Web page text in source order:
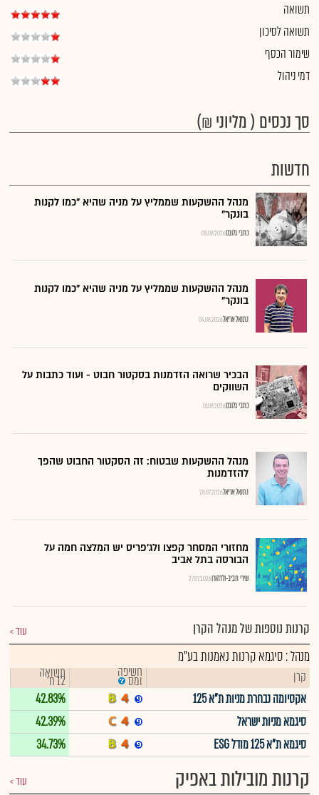
תשואה
תשואה לסיכון
שימור הכסף
דמי ניהול
סך נכסים ( מליוני ₪)
חדשות
מנהל ההשקעות שממליץ על מניה שהיא "כמו לקנות
בונקר"
08.08.2026כתבי גלובס
מנהל ההשקעות שממליץ על מניה שהיא "כמו לקנות
בונקר"
04.08.2026נתנאל אריאל
הבכיר שרואה הזדמנות בסקטור חבוט - ועוד כתבות על
השווקים
01.08.2026כתבי גלובס
מנהל ההשקעות שבטוח: זה הסקטור החבוט שהפך
להזדמנות
28.07.2026נתנאל אריאל
מחזורי המסחר קפצו ולג'פריס יש המלצה חמה על
הבורסה בתל אביב
27.07.2026שירי חביב-ולדהורן
קרנות נוספות של מנהל הקרן עוד
מנהל : סיגמא קרנות נאמנות בע"מ
קרן חשיפה
ומס תשואה
12 ח'
אקסיומה נבחרת מניות ת"א 125
42.83%
סיגמא מניות ישראל
42.39%
סיגמא ת"א 125 מודל ESG
34.73%
קרנות מובילות באפיק עוד